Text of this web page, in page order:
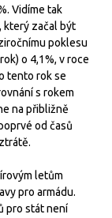
Vidíme tak
který začal být
poklesu
o 4,1%, v roce
tento rok se
s rokem
na přibližně
od časů
letům
pro armádu.
pro stát není